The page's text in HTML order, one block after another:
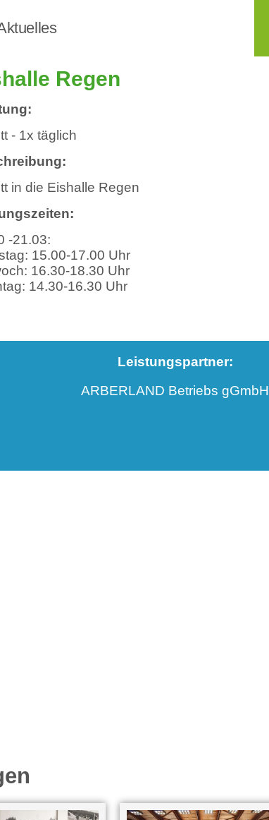
Regen
- 1x täglich
in die Eishalle Regen
-21.03:
15.00-17.00 Uhr
16.30-18.30 Uhr
14.30-16.30 Uhr
Leistungspartner:
ARBERLAND Betriebs gGmbH